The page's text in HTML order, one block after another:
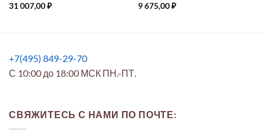
31 007,00₽ 9 675,00₽
+7(495) 849-29-70
С 10:00 до 18:00 МСК ПН.-ПТ.
СВЯЖИТЕСЬ С НАМИ ПО ПОЧТЕ: